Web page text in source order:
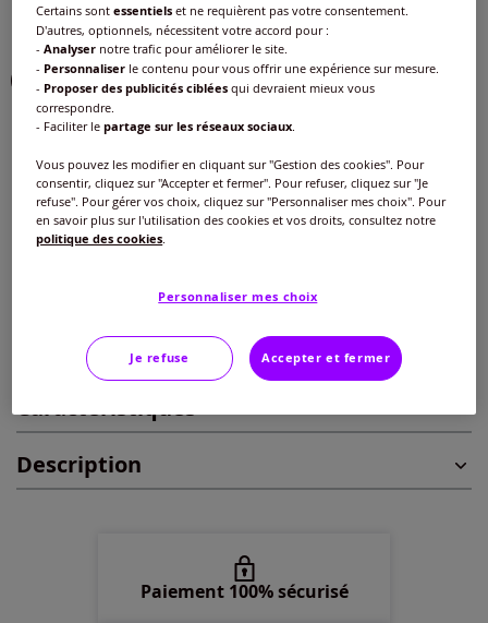
Couleur :jade chiné
Taille :
Veuillez sélectionner une taille
40 -En stock
En stock
48 -En stock
Guide des tailles
Caractéristiques
Description
Paiement 100% sécurisé
Certains sontessentiels et ne requièrent pas votre consentement.
D'autres, optionnels, nécessitent votre accord pour :
-Analyser notre trafic pour améliorer le site.
- Personnaliser le contenu pour vous offrir une expérience sur mesure.
- Proposer des publicités ciblées qui devraient mieux vous
correspondre.
- Faciliter lepartage sur les réseaux sociaux
Vous pouvez les modifier en cliquant sur "Gestion des cookies". Pour
consentir, cliquez sur "Accepter et fermer". Pour refuser, cliquez sur "Je
refuse". Pour gérer vos choix, cliquez sur "Personnaliser mes choix". Pour
en savoir plus sur l'utilisation des cookies et vos droits, consultez notre
politique des cookies
Personnaliser mes choix
Je refuse Accepter et fermer